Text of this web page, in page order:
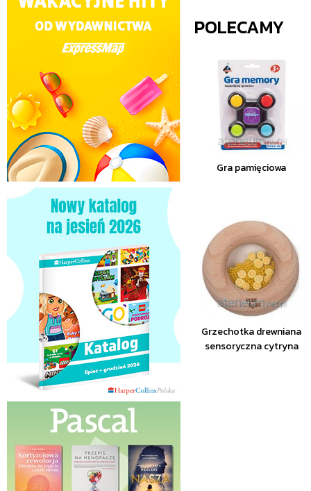
POLECAMY
Gra pamięciowa
Grzechotka drewniana
sensoryczna cytryna